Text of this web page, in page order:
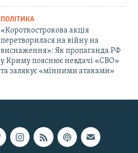
ПОЛІТИКА
«Короткострокова акція
перетворилася на війну на
виснаження»: Як пропаганда РФ
у Криму пояснює невдачі «СВО»
та залякує «мінними атаками»